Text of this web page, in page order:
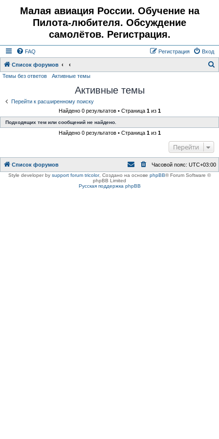
Малая авиация России. Обучение на
Пилота-любителя. Обсуждение
самолётов. Регистрация.
FAQ Вход
Регистрация
Список форумов
Темы без ответов Активные темы
Активные темы
Перейти к расширенному поиску
Найдено 0 результатов • Страница 1из 1
Подходящих тем или сообщений не найдено.
Найдено 0 результатов • Страница 1из 1
Перейти
Список форумов Часовой пояс: UTC+03:00
Style developer by support forum tricolor, Создано на основе phpBB® Forum Software ©
phpBB Limited
Русская поддержка phpBB